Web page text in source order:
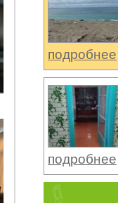
подробнее
подробнее